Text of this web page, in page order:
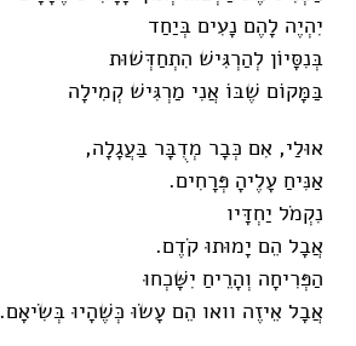
יִהְיֶה לָהֶם נָעִים בְּיַחַד
בְּנִסָּיוֹן לְהַרְגִּישׁ הִתְחַדְּשׁוּת
בַּמָּקוֹם שֶׁבּוֹ אֲנִי מַרְגִּישׁ קְמִילָה
אוּלַי, אִם כְּבָר מְדֻבָּר בַּעֲגָלָה,
אַנִּיחַ עָלֶיהָ פְּרָחִים.
נִקְמֹל יַחְדָּיו
אֲבָל הֵם יָמוּתוּ קֹדֶם.
הַפְּרִיחָה וְהָרֵיחַ יִשָּׁכְחוּ
אֲבָל אֵיזֶה וואו הֵם עָשׂוּ כְּשֶׁהָיוּ בְּשִׂיאָם.